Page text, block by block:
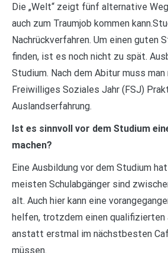
Die „Welt“ zeigt fünf alternative
auch zum Traumjob kommen
Nachrückverfahren. Um einen guten
finden, ist es noch nicht zu spät.
Studium. Nach dem Abitur muss
Freiwilliges Soziales Jahr (FSJ)
Auslandserfahrung.
Ist es sinnvoll vor dem Studium
machen?
Eine Ausbildung vor dem Studium
meisten Schulabgänger sind
alt. Auch hier kann eine
helfen, trotzdem einen qualifizierten
anstatt erstmal im nächstbesten
müssen.